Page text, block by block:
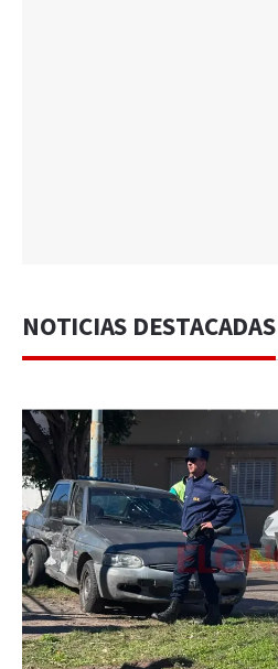
NOTICIAS DESTACADAS